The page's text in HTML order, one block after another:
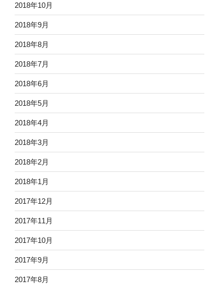
2018年10月
2018年9月
2018年8月
2018年7月
2018年6月
2018年5月
2018年4月
2018年3月
2018年2月
2018年1月
2017年12月
2017年11月
2017年10月
2017年9月
2017年8月